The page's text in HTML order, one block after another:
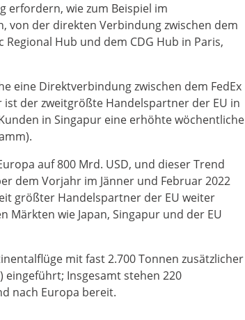
erfordern, wie zum Beispiel im
von der direkten Verbindung zwischen dem
Hub und dem CDG Hub in Paris,
eine Direktverbindung zwischen dem FedEx
ist der zweitgrößte Handelspartner der EU in
in Singapur eine erhöhte wöchentliche
auf 800 Mrd. USD, und dieser Trend
dem Vorjahr im Jänner und Februar 2022
größter Handelspartner der EU weiter
Märkten wie Japan, Singapur und der EU
mit fast 2.700 Tonnen zusätzlicher
eingeführt; Insgesamt stehen 220
nach Europa bereit.